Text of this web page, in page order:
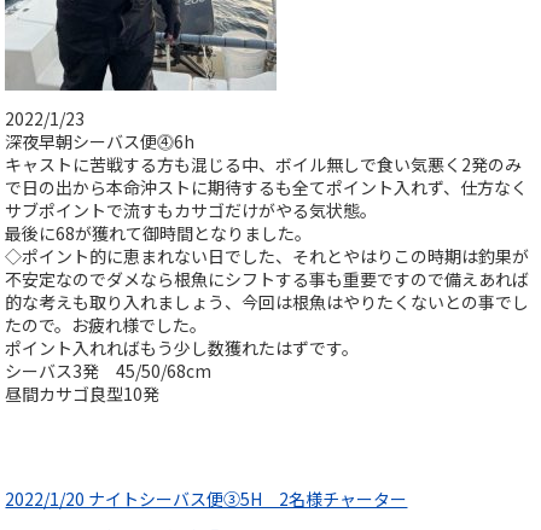
2022/1/23
深夜早朝シーバス便⓸6h
キャストに苦戦する方も混じる中、ボイル無しで食い気悪く2発のみ
で日の出から本命沖ストに期待するも全てポイント入れず、仕方なく
サブポイントで流すもカサゴだけがやる気状態。
最後に68が獲れて御時間となりました。
◇ポイント的に恵まれない日でした、それとやはりこの時期は釣果が
不安定なのでダメなら根魚にシフトする事も重要ですので備えあれば
的な考えも取り入れましょう、今回は根魚はやりたくないとの事でし
たので。お疲れ様でした。
ポイント入れればもう少し数獲れたはずです。
シーバス3発 45/50/68cm
昼間カサゴ良型10発
2022/1/20 ナイトシーバス便③5H 2名様チャーター